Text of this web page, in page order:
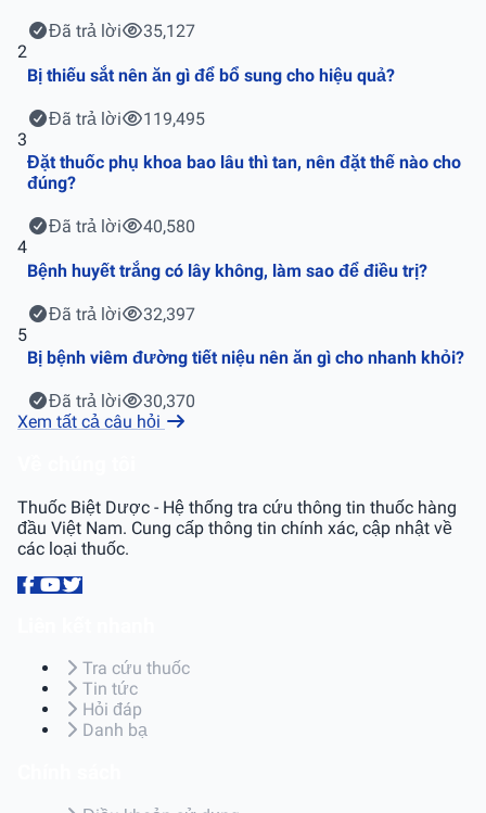
Đã trả lời
35,127
2
Bị thiếu sắt nên ăn gì để bổ sung cho hiệu quả?
Đã trả lời
119,495
3
Đặt thuốc phụ khoa bao lâu thì tan, nên đặt thế nào cho
đúng?
Đã trả lời
40,580
4
Bệnh huyết trắng có lây không, làm sao để điều trị?
Đã trả lời
32,397
5
Bị bệnh viêm đường tiết niệu nên ăn gì cho nhanh khỏi?
Đã trả lời
30,370
Xem tất cả câu hỏi
Thuốc Biệt Dược - Hệ thống tra cứu thông tin thuốc hàng
đầu Việt Nam. Cung cấp thông tin chính xác, cập nhật về
các loại thuốc.
Tra cứu thuốc
Tin tức
Hỏi đáp
Danh bạ